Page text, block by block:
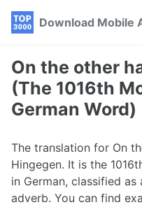
Skip
navigation
Skip
Skip
Download Mobile
On the other
(The 1016th
German Word)
The translation for On
Hingegen. It is the
in German, classified
adverb. You can find